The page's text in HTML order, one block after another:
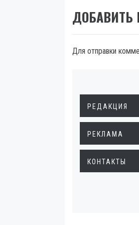
ДОБАВИТЬ
Для отправки
РЕДАКЦИЯ
РЕКЛАМА
КОНТАКТЫ